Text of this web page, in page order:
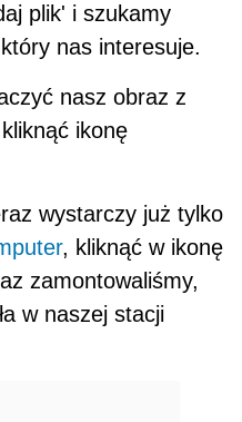
plik' i szukamy
nas interesuje.
nasz obraz z
ikonę
wystarczy już tylko
, kliknąć w ikonę
zamontowaliśmy,
w naszej stacji